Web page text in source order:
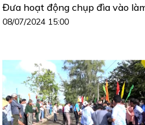
Đưa hoạt động chụp đìa vào
08/07/2024 15:00